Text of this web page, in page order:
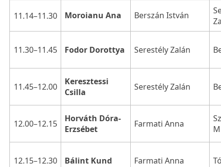
11.14–11.30 Moroianu Ana Berszán István
11.30–11.45 Fodor Dorottya Serestély Zalán
11.45–12.00
Keresztessi
Csilla
Serestély Zalán
12.00–12.15
Horváth Dóra-
Erzsébet
Farmati Anna
12.15–12.30 Bálint Kund Farmati Anna